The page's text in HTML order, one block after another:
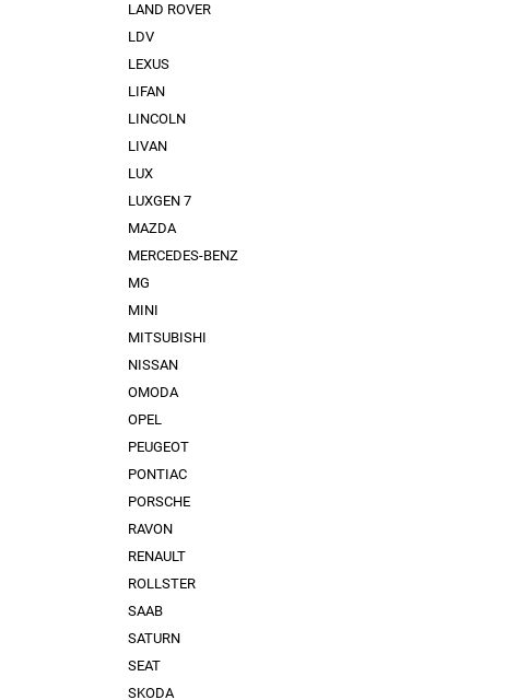
LAND ROVER
LDV
LEXUS
LIFAN
LINCOLN
LIVAN
LUX
LUXGEN 7
MAZDA
MERCEDES-BENZ
MG
MINI
MITSUBISHI
NISSAN
OMODA
OPEL
PEUGEOT
PONTIAC
PORSCHE
RAVON
RENAULT
ROLLSTER
SAAB
SATURN
SEAT
SKODA